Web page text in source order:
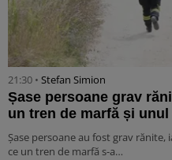
21:30 • Stefan Simion
Șase persoane grav
un tren de marfă și
Șase persoane au fost grav
ce un tren de marfă s-a…